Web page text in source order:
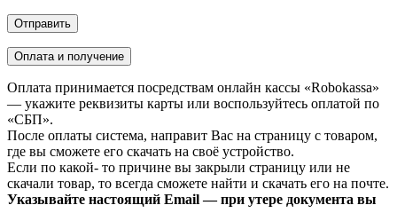
Оплата и получение
Оплата принимается посредствам онлайн кассы «Robokassa»
— укажите реквизиты карты или воспользуйтесь оплатой по
«СБП».
После оплаты система, направит Вас на страницу с товаром,
где вы сможете его скачать на своё устройство.
Если по какой- то причине вы закрыли страницу или не
скачали товар, то всегда сможете найти и скачать его на почте.
Указывайте настоящий Email — при утере документа вы